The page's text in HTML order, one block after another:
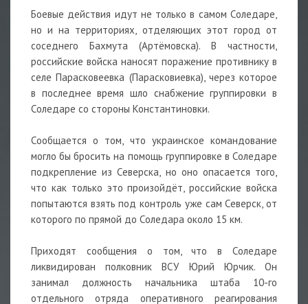
Боевые действия идут не только в самом Соледаре,
но и на территориях, отделяющих этот город от
соседнего Бахмута (Артёмовска). В частности,
российские войска наносят поражение противнику в
селе Парасковеевка (Парасковиевка), через которое
в последнее время шло снабжение группировки в
Соледаре со стороны Константиновки.
Сообщается о том, что украинское командование
могло бы бросить на помощь группировке в Соледаре
подкрепление из Северска, но оно опасается того,
что как только это произойдёт, российские войска
попытаются взять под контроль уже сам Северск, от
которого по прямой до Соледара около 15 км.
Приходят сообщения о том, что в Соледаре
ликвидирован полковник ВСУ Юрий Юрчик. Он
занимал должность начальника штаба 10-го
отдельного отряда оперативного реагирования